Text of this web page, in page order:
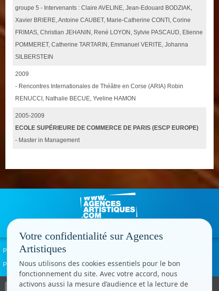
groupe 5 - Intervenants : Claire AVELINE, Jean-Edouard BODZIAK,
Xavier BRIERE, Antoine CAUBET, Marie-Catherine CONTI, Corine
FRIMAS, Christian JEHANIN, René LOYON, Sylvie PASCAUD, Etienne
POMMERET, Catherine TARTARIN, Emmanuel VERITE, Johanna
SILBERSTEIN
2009
- Rencontres Internationales de Théâtre en Corse (ARIA) Robin
RENUCCI, Nathalie BECUE, Yveline HAMON
2005-2009
ECOLE SUPÉRIEURE DE COMMERCE DE PARIS (ESCP EUROPE)
- Master in Management
Politique de confidentialité
Paramètres cookies
Copyright © CC.Comunication
Votre confidentialité sur Agences
Artistiques
Nous utilisons des cookies essentiels pour le bon
fonctionnement du site. Avec votre accord, nous
activons aussi la mesure d’audience et la lecture de